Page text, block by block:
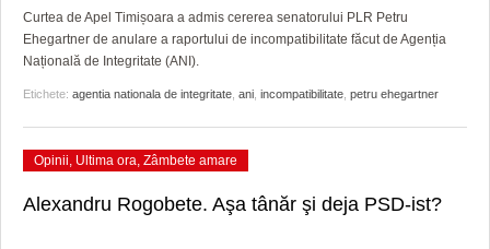
Curtea de Apel Timișoara a admis cererea senatorului PLR Petru
Ehegartner de anulare a raportului de incompatibilitate făcut de Agenția
Națională de Integritate (ANI).
Etichete: agentia nationala de integritate ani incompatibilitate petru ehegartner
Opinii, Ultima ora, Zâmbete amare
Alexandru Rogobete. Aşa tânăr şi deja PSD-ist?